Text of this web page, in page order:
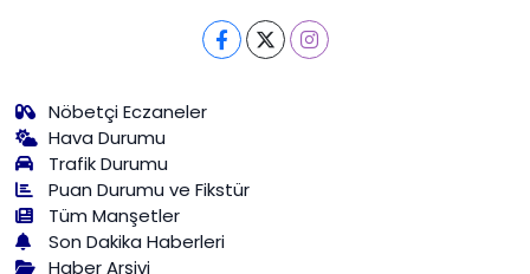
Nöbetçi Eczaneler
Hava Durumu
Trafik Durumu
Puan Durumu ve Fikstür
Tüm Manşetler
Son Dakika Haberleri
Haber Arşivi